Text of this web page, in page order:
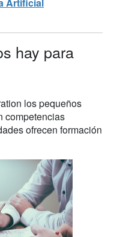
hay para
los pequeños
competencias
ofrecen formación